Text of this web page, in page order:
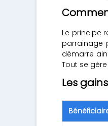
Le principe
parrainage
démarre
Tout se
Les